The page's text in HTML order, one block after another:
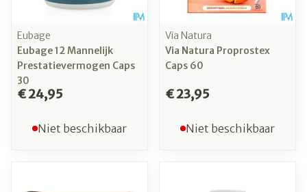
Eubage
Eubage 12 Mannelijk
Prestatievermogen Caps
30
€ 24,95
Niet beschikbaar
Via Natura
Via Natura Proprostex
Caps 60
€ 23,95
Niet beschikbaar